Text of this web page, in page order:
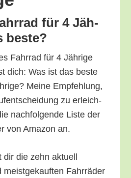
für 4 Jäh­
beste?
Fahr­rad für 4 Jäh­ri­ge
dich: Was ist das bes­te
Mei­ne Emp­feh­lung,
zu erleich­
nach­fol­gen­de Lis­te der
von Ama­zon an.
die zehn aktu­ell
meist­ge­kauf­ten Fahr­rä­der